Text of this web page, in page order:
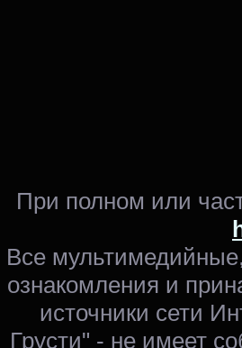
При полном или
Все
ознакомления и
источники сети
Грусти" - не имеет